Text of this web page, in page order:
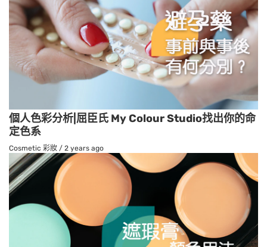
個人色彩分析|屈臣氏 My Colour Studio找出你的命
定色系
Cosmetic 彩妝 / 2 years ago